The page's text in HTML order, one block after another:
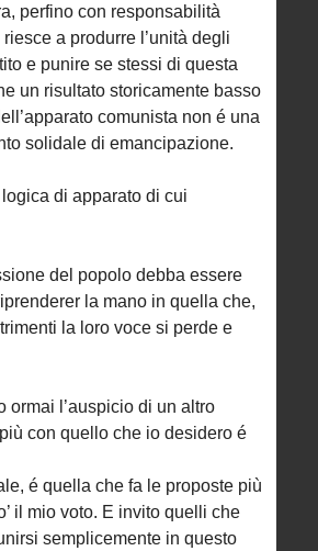
perfino con responsabilità
a produrre l’unità degli
e punire se stessi di questa
un risultato storicamente basso
comunista non é una
solidale di emancipazione.
di apparato di cui
del popolo debba essere
la mano in quella che,
la loro voce si perde e
l’auspicio di un altro
con quello che io desidero é
é quella che fa le proposte più
il mio voto. E invito quelli che
semplicemente in questo